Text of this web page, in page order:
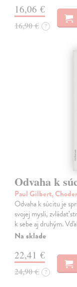
16,06 €
16,90 € ?
Odvaha k
Paul Gilbert,
Odvaha k súcitu je
svojej mysli, zvládať
k sebe aj druhým.
Na sklade
22,41 €
24,90 € ?